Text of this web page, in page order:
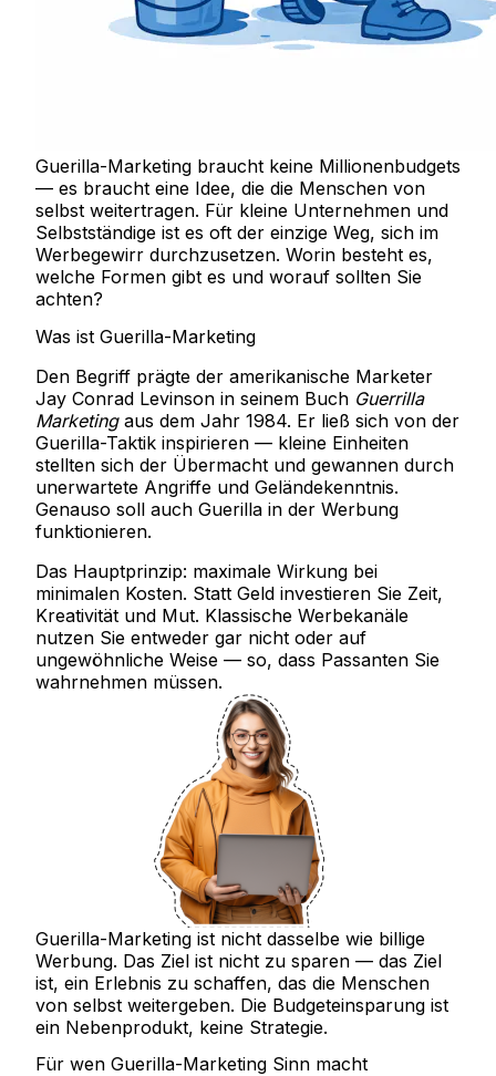
Guerilla-Marketing braucht keine Millionenbudgets
— es braucht eine Idee, die die Menschen von
selbst weitertragen. Für kleine Unternehmen und
Selbstständige ist es oft der einzige Weg, sich im
Werbegewirr durchzusetzen. Worin besteht es,
welche Formen gibt es und worauf sollten Sie
achten?
Was ist Guerilla-Marketing
Den Begriff prägte der amerikanische Marketer
Jay Conrad Levinson in seinem Buch Guerrilla
Marketingaus dem Jahr 1984. Er ließ sich von der
Guerilla-Taktik inspirieren — kleine Einheiten
stellten sich der Übermacht und gewannen durch
unerwartete Angriffe und Geländekenntnis.
Genauso soll auch Guerilla in der Werbung
funktionieren.
Das Hauptprinzip: maximale Wirkung bei
minimalen Kosten. Statt Geld investieren Sie Zeit,
Kreativität und Mut. Klassische Werbekanäle
nutzen Sie entweder gar nicht oder auf
ungewöhnliche Weise — so, dass Passanten Sie
wahrnehmen müssen.
Guerilla-Marketing ist nicht dasselbe wie billige
Werbung. Das Ziel ist nicht zu sparen — das Ziel
ist, ein Erlebnis zu schaffen, das die Menschen
von selbst weitergeben. Die Budgeteinsparung ist
ein Nebenprodukt, keine Strategie.
Für wen Guerilla-Marketing Sinn macht